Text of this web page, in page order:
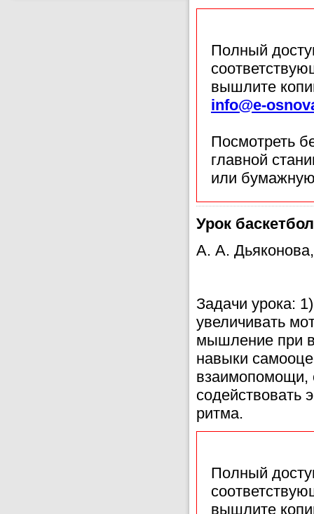
Полный
вышлите
info@e-
Посмотреть
главной
или
Урок
А. А.
Задачи урока:
увеличивать
мышление при
навыки
взаимопомощи,
содействовать
ритма.
Полный
вышлите